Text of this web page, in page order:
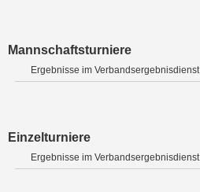
Mannschaftsturniere
Ergebnisse im Verbandsergebnisdienst
Einzelturniere
Ergebnisse im Verbandsergebnisdienst